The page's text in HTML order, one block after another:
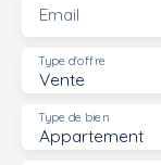
Email
Vente
Type d'offre
Appartement
Type de bien